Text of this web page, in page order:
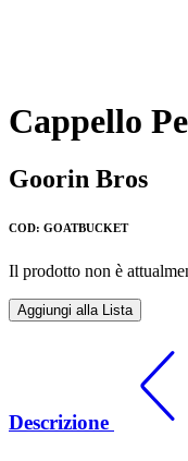
Cappello
Goorin Bros
COD: GOATBUCKET
Il prodotto non è
Aggiungi alla Lista
Descrizione